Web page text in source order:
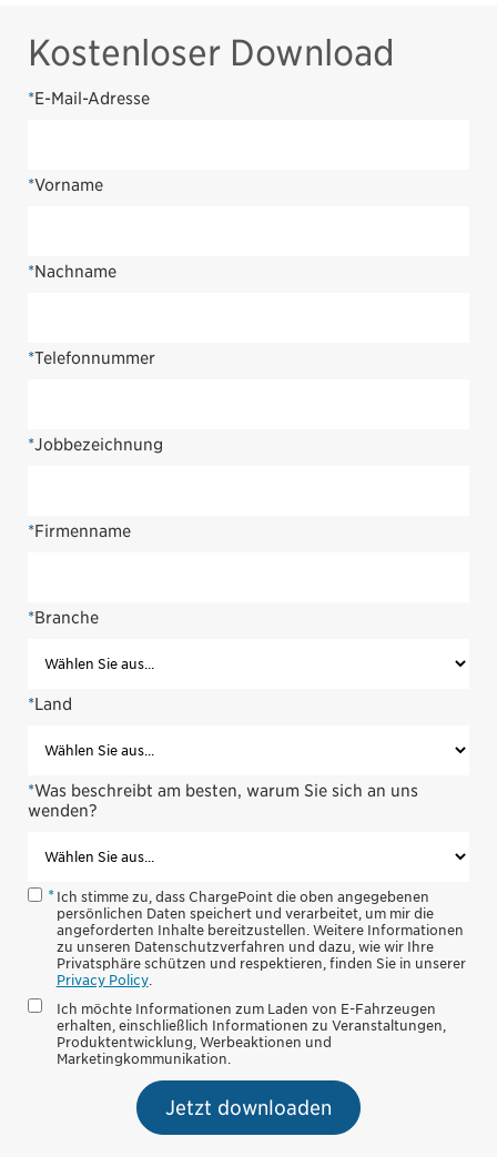
Kostenloser Download
*E-Mail-Adresse
*Vorname
*Nachname
*Telefonnummer
*Jobbezeichnung
*Firmenname
*Branche
*Land
*Was beschreibt am besten, warum Sie sich an uns
wenden?
Ich stimme zu, dass ChargePoint die oben angegebenen
persönlichen Daten speichert und verarbeitet, um mir die
angeforderten Inhalte bereitzustellen. Weitere Informationen
zu unseren Datenschutzverfahren und dazu, wie wir Ihre
Privatsphäre schützen und respektieren, finden Sie in unserer
Privacy Policy.
Ich möchte Informationen zum Laden von E-Fahrzeugen
erhalten, einschließlich Informationen zu Veranstaltungen,
Produktentwicklung, Werbeaktionen und
Marketingkommunikation.
Jetzt downloaden